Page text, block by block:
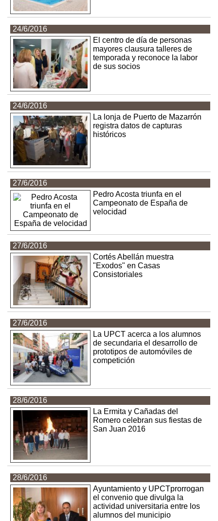
24/6/2016
El centro de día de personas
mayores clausura talleres de
temporada y reconoce la labor
de sus socios
24/6/2016
La lonja de Puerto de Mazarrón
registra datos de capturas
históricos
27/6/2016
Pedro Acosta triunfa en el
Campeonato de España de
velocidad
27/6/2016
Cortés Abellán muestra
"Exodos" en Casas
Consistoriales
27/6/2016
La UPCT acerca a los alumnos
de secundaria el desarrollo de
prototipos de automóviles de
competición
28/6/2016
La Ermita y Cañadas del
Romero celebran sus fiestas de
San Juan 2016
28/6/2016
Ayuntamiento y UPCTprorrogan
el convenio que divulga la
actividad universitaria entre los
alumnos del municipio